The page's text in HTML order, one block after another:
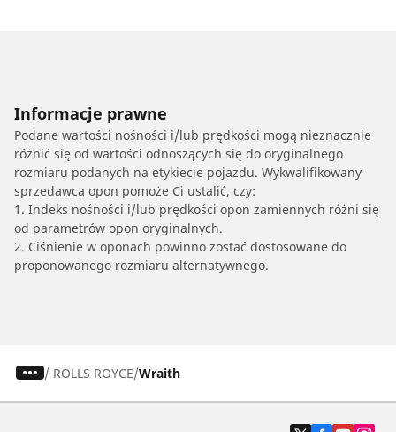
Informacje prawne
Podane wartości nośności i/lub prędkości mogą nieznacznie
różnić się od wartości odnoszących się do oryginalnego
rozmiaru podanych na etykiecie pojazdu. Wykwalifikowany
sprzedawca opon pomoże Ci ustalić, czy:
1. Indeks nośności i/lub prędkości opon zamiennych różni się
od parametrów opon oryginalnych.
2. Ciśnienie w oponach powinno zostać dostosowane do
proponowanego rozmiaru alternatywnego.
/ ROLLS ROYCE Wraith